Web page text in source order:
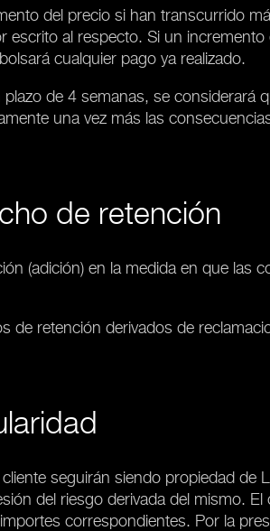
del precio si han transcurrido
al respecto. Si un
cualquier pago ya realizado.
de 4 semanas, se
una vez más las
de retención
(adición) en la medida en que las
de retención derivados de
seguirán siendo propiedad de
del riesgo derivada del mismo.
correspondientes. Por la